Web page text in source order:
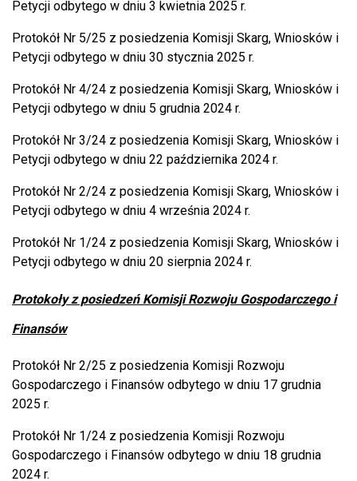
Petycji odbytego w dniu 3 kwietnia 2025 r.
Protokół Nr 5/25 z posiedzenia Komisji Skarg, Wniosków i
Petycji odbytego w dniu 30 stycznia 2025 r.
Protokół Nr 4/24 z posiedzenia Komisji Skarg, Wniosków i
Petycji odbytego w dniu 5 grudnia 2024 r.
Protokół Nr 3/24 z posiedzenia Komisji Skarg, Wniosków i
Petycji odbytego w dniu 22 października 2024 r.
Protokół Nr 2/24 z posiedzenia Komisji Skarg, Wniosków i
Petycji odbytego w dniu 4 września 2024 r.
Protokół Nr 1/24 z posiedzenia Komisji Skarg, Wniosków i
Petycji odbytego w dniu 20 sierpnia 2024 r.
Protokoły z posiedzeń Komisji Rozwoju Gospodarczego i
Finansów
Protokół Nr 2/25 z posiedzenia Komisji Rozwoju
Gospodarczego i Finansów odbytego w dniu 17 grudnia
2025 r.
Protokół Nr 1/24 z posiedzenia Komisji Rozwoju
Gospodarczego i Finansów odbytego w dniu 18 grudnia
2024 r.